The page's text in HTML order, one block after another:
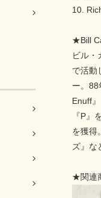
10.
★Bill
ビル・
で活動
ー。88
Enuff
『P
を獲得
ズ』な
★関連